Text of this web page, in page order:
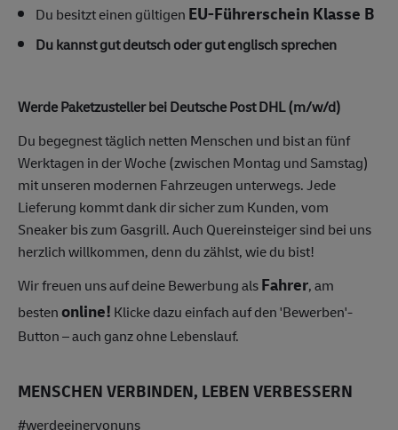
Du besitzt einen gültigen EU-Führerschein Klasse B
Du kannst gut deutsch oder gut englisch sprechen
Werde Paketzusteller bei Deutsche Post DHL (m/w/d)
Du begegnest täglich netten Menschen und bist an fünf
Werktagen in der Woche (zwischen Montag und Samstag)
mit unseren modernen Fahrzeugen unterwegs. Jede
Lieferung kommt dank dir sicher zum Kunden, vom
Sneaker bis zum Gasgrill. Auch Quereinsteiger sind bei uns
herzlich willkommen, denn du zählst, wie du bist!
Wir freuen uns auf deine Bewerbung alsFahrer, am
bestenonline! Klicke dazu einfach auf den 'Bewerben'-
Button – auch ganz ohne Lebenslauf.
MENSCHEN VERBINDEN, LEBEN VERBESSERN
#werdeeinervonuns